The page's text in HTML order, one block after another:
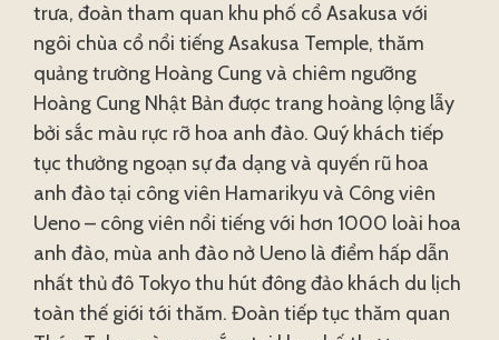
trưa, đoàn tham quan khu phố cổ Asakusa với
ngôi chùa cổ nổi tiếng Asakusa Temple, thăm
quảng trường Hoàng Cung và chiêm ngưỡng
Hoàng Cung Nhật Bản được trang hoàng lộng lẫy
bởi sắc màu rực rỡ hoa anh đào. Quý khách tiếp
tục thưởng ngoạn sự đa dạng và quyến rũ hoa
anh đào tại công viên Hamarikyu và Công viên
Ueno – công viên nổi tiếng với hơn 1000 loài hoa
anh đào, mùa anh đào nở Ueno là điểm hấp dẫn
nhất thủ đô Tokyo thu hút đông đảo khách du lịch
toàn thế giới tới thăm. Đoàn tiếp tục thăm quan